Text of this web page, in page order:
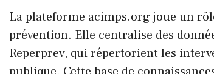
La plateforme acimps.org joue un
prévention. Elle centralise des
Reperprev, qui répertorient les